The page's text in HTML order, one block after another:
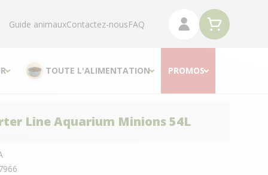
Guide animauxContactez-nousFAQ
TOUTE L'ALIMENTATION PROMOS
Line Aquarium Minions 54L